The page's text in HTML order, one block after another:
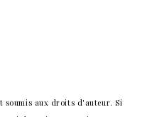
soumis aux droits d'auteur. Si